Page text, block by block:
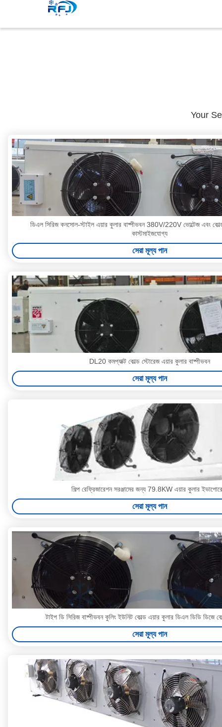
Your
ডিএল সিরিজ কনসোল-স্টাইল এয়ার কুলার বাষ্পীভবন 380V/220V ভোল্টেজ এবং
কাস্টমাইজযোগ্য
সেরা মূল্য পান
DL20 কমপ্যাক্ট কোল্ড স্টোরেজ এয়ার কুলার বাষ্পীভবন
সেরা মূল্য পান
শিল্প রেফ্রিজারেশন সরঞ্জামের জন্য 79.8KW এয়ার কুলার
সেরা মূল্য পান
টাইপ ডি সিরিজ বাষ্পীভবন কুলিং ইউনিট কোল্ড এয়ার কুলার ডিএল ডিডি ডিজে
সেরা মূল্য পান